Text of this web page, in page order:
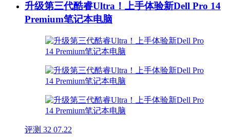
升级第三代酷睿Ultra！上手体验新Dell Pro 14
Premium笔记本电脑
评测 32 07.22